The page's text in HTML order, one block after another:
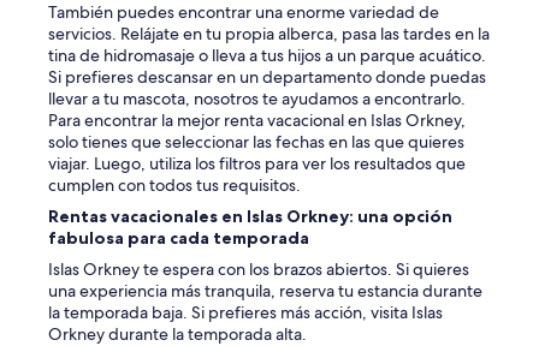
También puedes encontrar una enorme variedad de
servicios. Relájate en tu propia alberca, pasa las tardes en la
tina de hidromasaje o lleva a tus hijos a un parque acuático.
Si prefieres descansar en un departamento donde puedas
llevar a tu mascota, nosotros te ayudamos a encontrarlo.
Para encontrar la mejor renta vacacional en Islas Orkney,
solo tienes que seleccionar las fechas en las que quieres
viajar. Luego, utiliza los filtros para ver los resultados que
cumplen con todos tus requisitos.
Rentas vacacionales en Islas Orkney: una opción
fabulosa para cada temporada
Islas Orkney te espera con los brazos abiertos. Si quieres
una experiencia más tranquila, reserva tu estancia durante
la temporada baja. Si prefieres más acción, visita Islas
Orkney durante la temporada alta.